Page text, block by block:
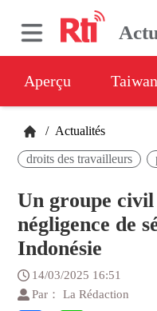
Aperçu Taiwan
/ Actualités
droits des travailleurs
Un groupe civil
négligence de
Indonésie
14/03/2025 16:51
Par： La Rédaction